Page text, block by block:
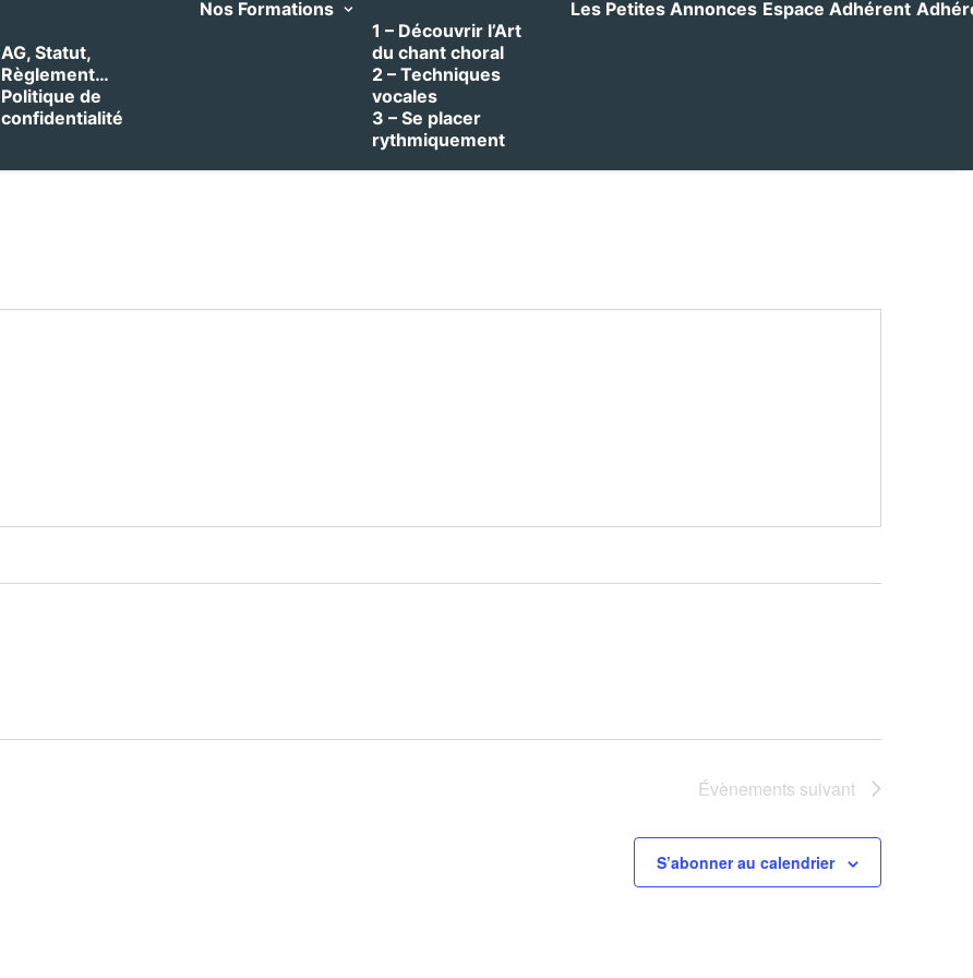
AG, Statut,
Règlement…
Politique de
confidentialité
Nos Formations
1 – Découvrir l’Art
du chant choral
2 – Techniques
vocales
3 – Se placer
rythmiquement
Les Petites Annonces Espace Adhérent
Évènements suivant
S’abonner au calendrier